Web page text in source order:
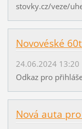
stovky.cz/veze/
Novovéské
24.06.2024 13:20
Odkaz pro
Nová auta pro